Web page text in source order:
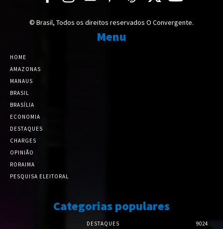
© Brasil, Todos os direitos reservados O Convergente.
Menu
HOME
AMAZONAS
MANAUS
BRASIL
BRASÍLIA
ECONOMIA
DESTAQUES
CHARGES
OPINIÃO
RORAIMA
PESQUISA ELEITORAL
Categorias populares
DESTAQUES 9024